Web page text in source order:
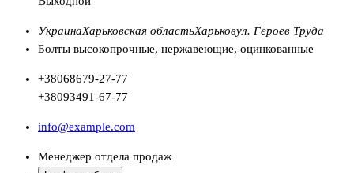
УкраинаХарьковская областьХарьковул. Героев Труда
Болты высокопрочные, нержавеющие, оцинкованные
+38068679-27-77
+38093491-67-77
info@example.com
Менеджер отдела продаж